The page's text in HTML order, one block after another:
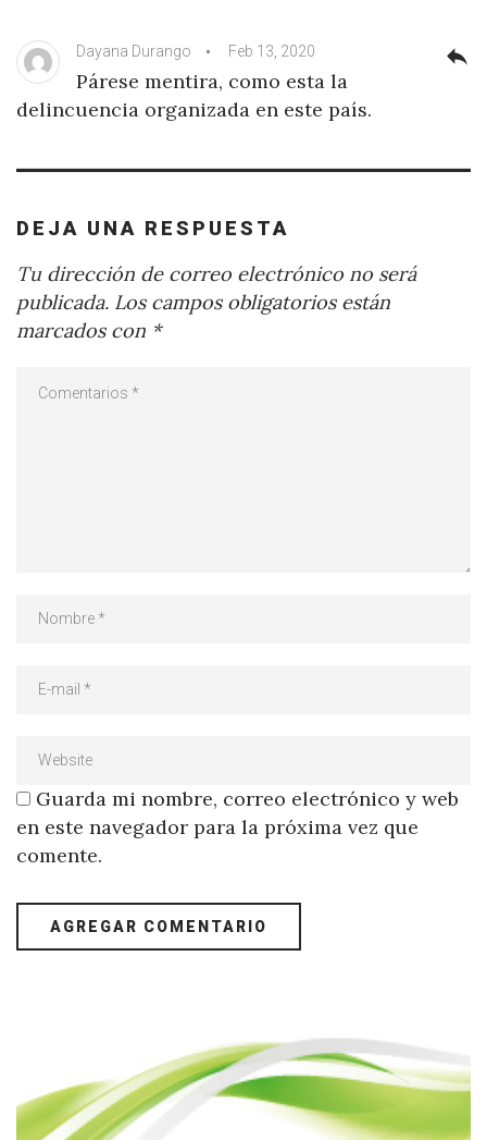
Dayana Durango Feb 13, 2020
Párese mentira, como esta la
delincuencia organizada en este país.
reply
DEJA UNA RESPUESTA
Tu dirección de correo electrónico no será
publicada. Los campos obligatorios están
marcados con *
Guarda mi nombre, correo electrónico y web
en este navegador para la próxima vez que
comente.